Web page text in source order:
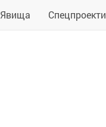
Явища Спецпроекти